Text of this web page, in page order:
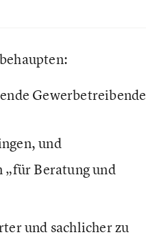
Gewerbetreibende
und
„für Beratung und
und sachlicher zu